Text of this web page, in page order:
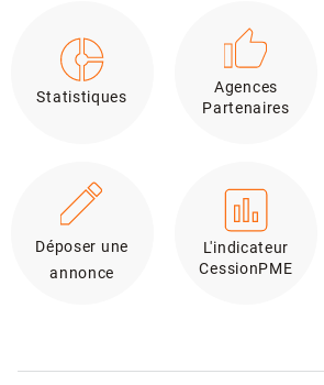
Statistiques
Agences
Partenaires
Déposer une
annonce
L'indicateur
CessionPME